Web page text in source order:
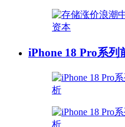
iPhone 18 Pro系列